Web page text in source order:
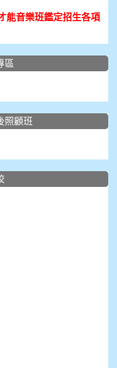
能音樂班鑑定招生各項
區
照顧班